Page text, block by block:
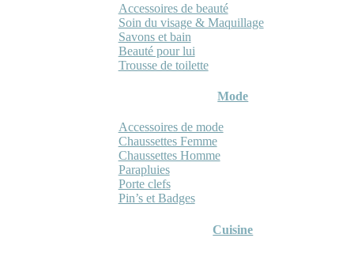
Accessoires de beauté
Soin du visage & Maquillage
Savons et bain
Beauté pour lui
Trousse de toilette
Mode
Accessoires de mode
Chaussettes Femme
Chaussettes Homme
Parapluies
Porte clefs
Pin’s et Badges
Cuisine